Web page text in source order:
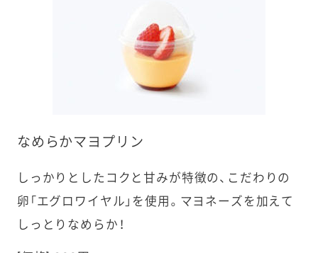
なめらかマヨプリン
しっかりとしたコクと甘みが特徴の、こだわりの
卵「エグロワイヤル」を使用。マヨネーズを加えて
しっとりなめらか！